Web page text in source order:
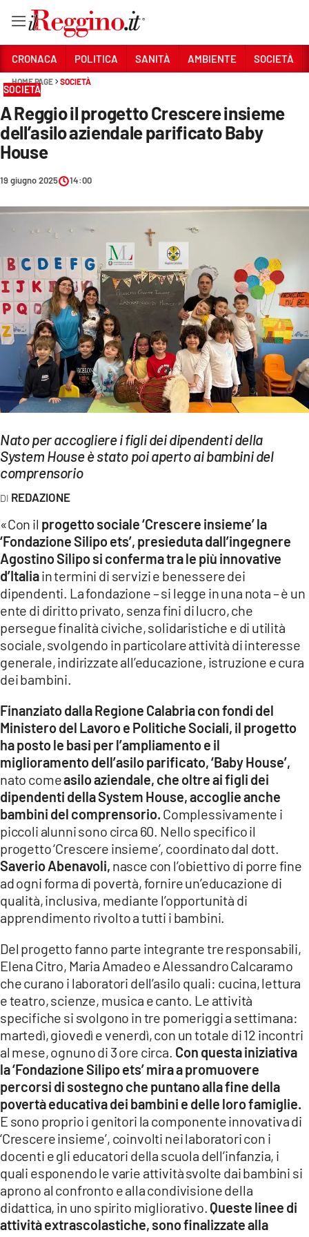
Sezioni
CRONACA
SANITÀ
AMBIENTE
SOCIETÀ
CULTURA
ECONOMIA E LAVORO
EVENTI
SPORT
Streaming
LAC NETWORK
LAC ONAIR
LaC
Network
LACPLAY.IT
LACTV.IT
LACONAIR.IT
LACITYMAG.IT
ILREGGINO.IT
ILVIBONESE.IT
CATANZAROCHANNEL.IT
LACAPITALENEWS.IT
App
ANDROID
APPLE
CRONACA POLITICA SANITÀ AMBIENTE SOCIETÀ
HOME PAGE SOCIETÀ
SOCIETÀ
A Reggio il progetto Crescere insieme
dell’asilo aziendale parificato Baby
House
19 giugno 2025 14:00
Nato per accogliere i figli dei dipendenti della
System House è stato poi aperto ai bambini del
comprensorio
REDAZIONE
«Con il progetto sociale ‘Crescere insieme’ la
‘Fondazione Silipo ets’, presieduta dall’ingegnere
Agostino Silipo si conferma tra le più innovative
d’Italiain termini di servizi e benessere dei
dipendenti. La fondazione – si legge in una nota – è un
ente di diritto privato, senza fini di lucro, che
persegue finalità civiche, solidaristiche e di utilità
sociale, svolgendo in particolare attività di interesse
generale, indirizzate all’educazione, istruzione e cura
dei bambini.
Finanziato dalla Regione Calabria con fondi del
Ministero del Lavoro e Politiche Sociali, il progetto
ha posto le basi per l’ampliamento e il
miglioramento dell’asilo parificato, ‘Baby House’,
nato comeasilo aziendale, che oltre ai figli dei
dipendenti della System House, accoglie anche
bambini del comprensorio. Complessivamente i
piccoli alunni sono circa 60. Nello specifico il
progetto ‘Crescere insieme’, coordinato dal dott.
Saverio Abenavoli, nasce con l’obiettivo di porre fine
ad ogni forma di povertà, fornire un’educazione di
qualità, inclusiva, mediante l’opportunità di
apprendimento rivolto a tutti i bambini.
Del progetto fanno parte integrante tre responsabili,
Elena Citro, Maria Amadeo e Alessandro Calcaramo
che curano i laboratori dell’asilo quali: cucina, lettura
e teatro, scienze, musica e canto. Le attività
specifiche si svolgono in tre pomeriggi a settimana:
martedì, giovedì e venerdì, con un totale di 12 incontri
al mese, ognuno di 3 ore circa. Con questa iniziativa
la ‘Fondazione Silipo ets’ mira a promuovere
percorsi di sostegno che puntano alla fine della
povertà educativa dei bambini e delle loro famiglie.
E sono proprio i genitori la componente innovativa di
‘Crescere insieme’, coinvolti nei laboratori con i
docenti e gli educatori della scuola dell’infanzia, i
quali esponendo le varie attività svolte dai bambini si
aprono al confronto e alla condivisione della
didattica, in uno spirito migliorativo. Queste linee di
attività extrascolastiche, sono finalizzate alla